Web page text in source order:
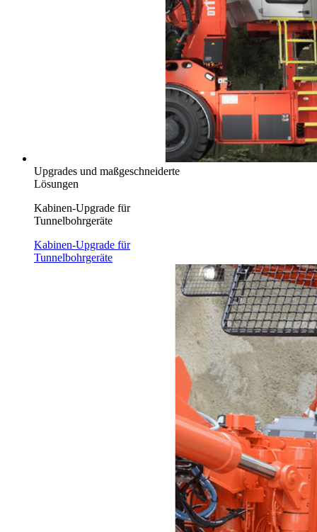
Upgrades und maßgeschneiderte
Lösungen
Kabinen-Upgrade für
Tunnelbohrgeräte
Kabinen-Upgrade für
Tunnelbohrgeräte